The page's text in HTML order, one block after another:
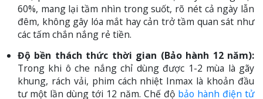
60%, mang lại tầm nhìn trong suốt, rõ nét cả ngày lẫn
đêm, không gây lóa mắt hay cản trở tầm quan sát như
các tấm chắn nắng rẻ tiền.
Độ bền thách thức thời gian (Bảo hành 12 năm):
Trong khi ô che nắng chỉ dùng được 1-2 mùa là gãy
khung, rách vải, phim cách nhiệt Inmax là khoản đầu
tư một lần dùng tới 12 năm. Chế độ bảo hành điện tử